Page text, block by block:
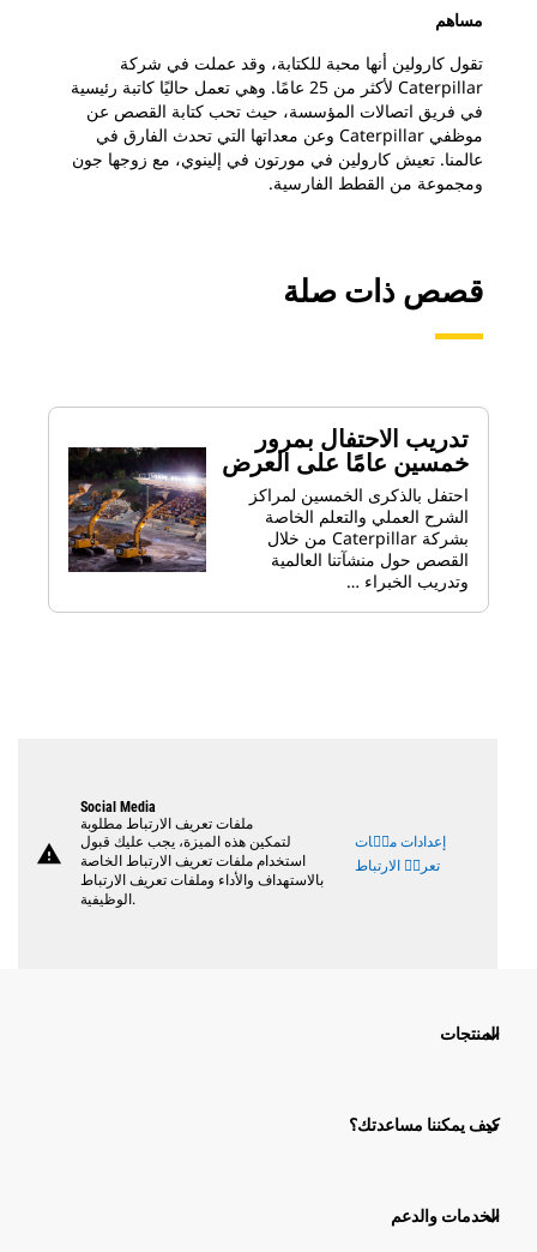
مساهم
تقول كارولين أنها محبة للكتابة، وقد عملت في شركة
Caterpillar لأكثر من 25 عامًا. وهي تعمل حاليًا كاتبة رئيسية
في فريق اتصالات المؤسسة، حيث تحب كتابة القصص عن
موظفي Caterpillar وعن معداتها التي تحدث الفارق في
عالمنا. تعيش كارولين في مورتون في إلينوي، مع زوجها جون
ومجموعة من القطط الفارسية.
قصص ذات صلة
تدريب الاحتفال بمرور
خمسين عامًا على العرض
احتفل بالذكرى الخمسين لمراكز
الشرح العملي والتعلم الخاصة
بشركة Caterpillar من خلال
القصص حول منشآتنا العالمية
وتدريب الخبراء …
warning
Social Media
ملفات تعريف الارتباط مطلوبة
لتمكين هذه الميزة، يجب عليك قبول
استخدام ملفات تعريف الارتباط الخاصة
بالاستهداف والأداء وملفات تعريف الارتباط
الوظيفية.
إعدادات ملٝات
تعريٝ الارتباط
المنتجات
كيف يمكننا مساعدتك؟
الخدمات والدعم